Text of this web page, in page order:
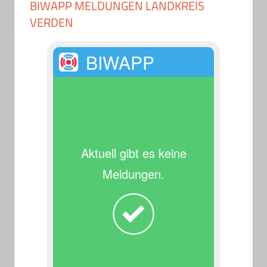
BIWAPP MELDUNGEN LANDKREIS
VERDEN
BIWAPP
Aktuell gibt es keine
Meldungen.